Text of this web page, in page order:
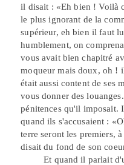
il disait : «Eh bien ! Voilà
le plus ignorant de la
supérieur, eh bien il faut
humblement, on
vous avait bien chapitré
moqueur mais doux, oh !
était aussi content de ses
vous donner des
pénitences qu'il imposait.
quand ils s'accusaient :
terre seront les premiers,
disait du fond de son
Et quand il parlait